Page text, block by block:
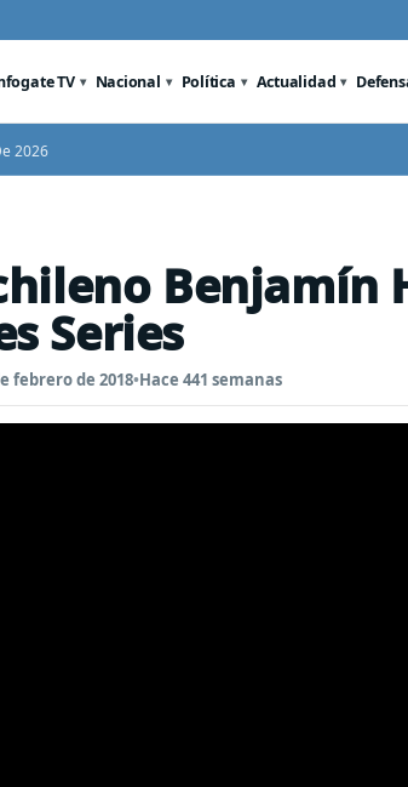
TV Nacional Política Actualidad
2026
Benjamín
Series
febrero de 2018•Hace 441 semanas